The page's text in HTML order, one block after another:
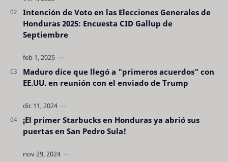
Intención de Voto en las Elecciones Generales de
Honduras 2025: Encuesta CID Gallup de
Septiembre
Maduro dice que llegó a "primeros acuerdos" con
EE.UU. en reunión con el enviado de Trump
¡El primer Starbucks en Honduras ya abrió sus
puertas en San Pedro Sula!